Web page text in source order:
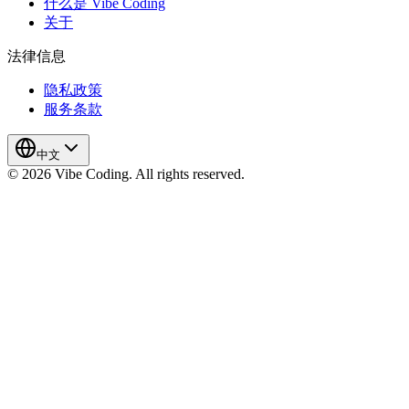
关于
法律信息
隐私政策
服务条款
中文
© 2026 Vibe Coding. All rights reserved.